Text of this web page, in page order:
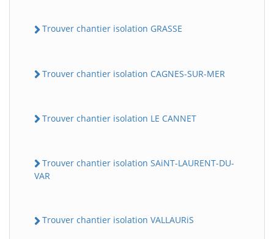
Trouver chantier isolation GRASSE
Trouver chantier isolation CAGNES-SUR-MER
Trouver chantier isolation LE CANNET
Trouver chantier isolation SAiNT-LAURENT-DU-
VAR
Trouver chantier isolation VALLAURiS